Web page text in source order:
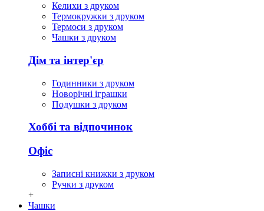
Келихи з друком
Термокружки з друком
Термоси з друком
Чашки з друком
Дім та інтер'єр
Годинники з друком
Новорічні іграшки
Подушки з друком
Хоббі та відпочинок
Офіс
Записні книжки з друком
Ручки з друком
+
Чашки